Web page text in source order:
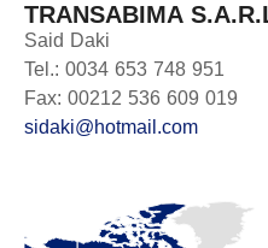
TRANSABIMA
Said Daki
Tel.: 0034 653 748 951
Fax: 00212 536 609 019
sidaki@hotmail.com